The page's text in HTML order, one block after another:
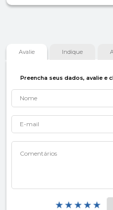
Avalie Indique
Preencha seus dados, avalie e